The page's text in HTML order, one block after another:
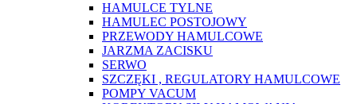
HAMULCE TYLNE
HAMULEC POSTOJOWY
PRZEWODY HAMULCOWE
JARZMA ZACISKU
SERWO
SZCZĘKI , REGULATORY HAMULCOWE
POMPY VACUM